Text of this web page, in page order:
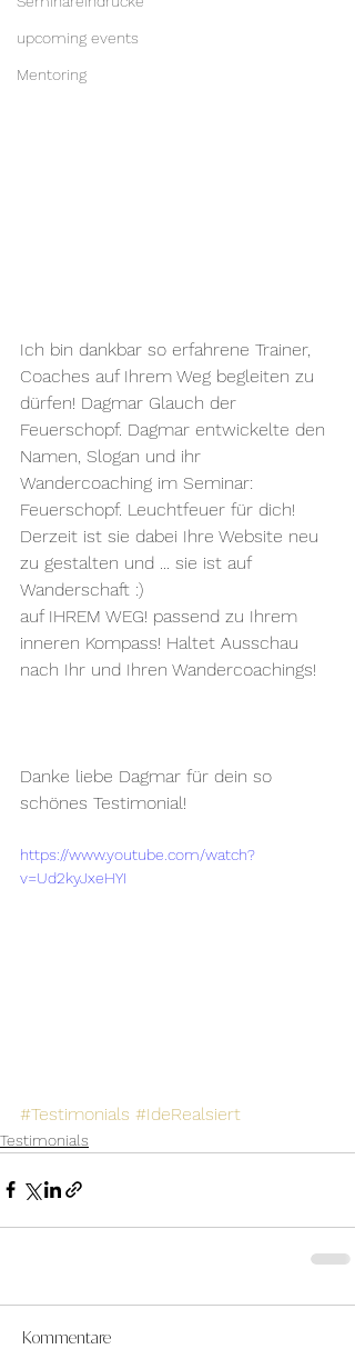
upcoming events
Mentoring
Ich bin dankbar so erfahrene Trainer,
Coaches auf Ihrem Weg begleiten zu
dürfen! Dagmar Glauch der
Feuerschopf. Dagmar entwickelte den
Namen, Slogan und ihr
Wandercoaching im Seminar:
Feuerschopf. Leuchtfeuer für dich!
Derzeit ist sie dabei Ihre Website neu
zu gestalten und ... sie ist auf
Wanderschaft :)
auf IHREM WEG! passend zu Ihrem
inneren Kompass! Haltet Ausschau
nach Ihr und Ihren Wandercoachings!
Danke liebe Dagmar für dein so
schönes Testimonial!
https://www.youtube.com/watch?
v=Ud2kyJxeHYI
#Testimonials #IdeRealsiert
Testimonials
Kommentare